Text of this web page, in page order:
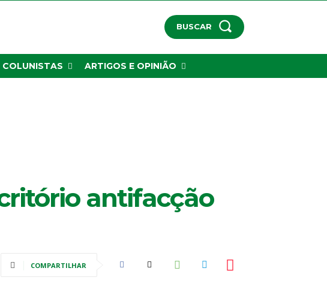
BUSCAR
COLUNISTAS ARTIGOS E OPINIÃO
antifacção
COMPARTILHAR